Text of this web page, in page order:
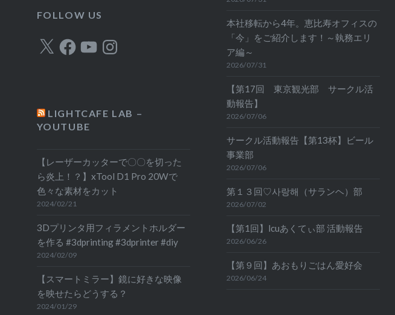
本社移転から4年。恵比寿オフィスの
「今」をご紹介します！～執務エリ
ア編～
2026/07/31
【第17回 東京観光部 サークル活
動報告】
2026/07/06
サークル活動報告【第13杯】ビール
事業部
2026/07/06
第１３回♡사랑해（サランヘ）部
2026/07/02
【第1回】lcuあくてぃ部 活動報告
2026/06/26
【第９回】あおもりごはん愛好会
2026/06/24
FOLLOW US
X FacebookYouTubeInstagram
LIGHTCAFE LAB –
YOUTUBE
【レーザーカッターで〇〇を切った
ら炎上！？】xTool D1 Pro 20Wで
色々な素材をカット
2024/02/21
3Dプリンタ用フィラメントホルダー
を作る #3dprinting #3dprinter #diy
2024/02/09
【スマートミラー】鏡に好きな映像
を映せたらどうする？
2024/01/29